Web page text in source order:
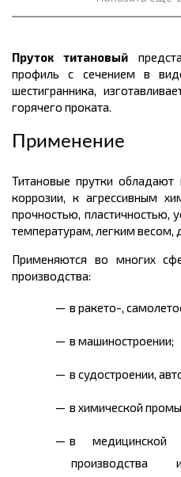
Пруток титановый
профиль с сечением в
шестигранника,
горячего проката.
Применение
Титановые прутки обладают
коррозии, к агрессивным
прочностью, пластичностью,
температурам, легким весом,
Применяются во многих
производства:
в ракето-,
в машиностроении;
в судостроении,
в химической
в медицинской
производства